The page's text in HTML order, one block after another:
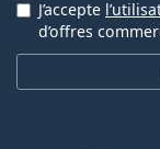
J’accepte
d’offres